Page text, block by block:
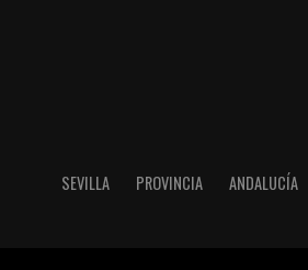
SEVILLA PROVINCIA ANDALUCÍA